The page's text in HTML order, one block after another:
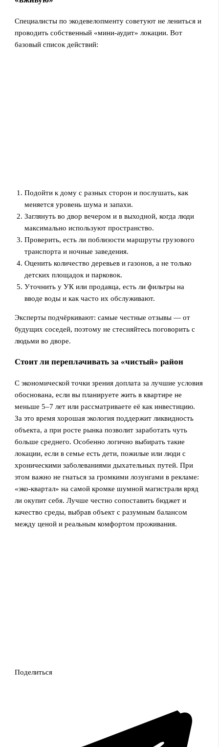
Специалисты по экодевелопменту советуют не лениться и
проводить собственный «мини-аудит» локации. Вот
базовый список действий:
Подойти к дому с разных сторон и послушать, как
меняется уровень шума и запахи.
Заглянуть во двор вечером и в выходной, когда люди
максимально используют пространство.
Проверить, есть ли поблизости маршруты грузового
транспорта и ночные заведения.
Оценить количество деревьев и газонов, а не только
детских площадок и парковок.
Уточнить у УК или продавца, есть ли фильтры на
вводе воды и как часто их обслуживают.
Эксперты подчёркивают: самые честные отзывы — от
будущих соседей, поэтому не стесняйтесь поговорить с
людьми во дворе.
Стоит ли переплачивать за «чистый» район
С экономической точки зрения доплата за лучшие условия
обоснована, если вы планируете жить в квартире не
меньше 5–7 лет или рассматриваете её как инвестицию.
За это время хорошая экология поддержит ликвидность
объекта, а при росте рынка позволит заработать чуть
больше среднего. Особенно логично выбирать такие
локации, если в семье есть дети, пожилые или люди с
хроническими заболеваниями дыхательных путей. При
этом важно не гнаться за громкими лозунгами в рекламе:
«эко-квартал» на самой кромке шумной магистрали вряд
ли окупит себя. Лучше честно сопоставить бюджет и
качество среды, выбрав объект с разумным балансом
между ценой и реальным комфортом проживания.
Поделиться